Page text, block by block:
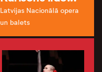
Latvijas Nacionālā opera
un balets